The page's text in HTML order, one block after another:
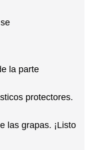
la parte
protectores.
las grapas. ¡Listo